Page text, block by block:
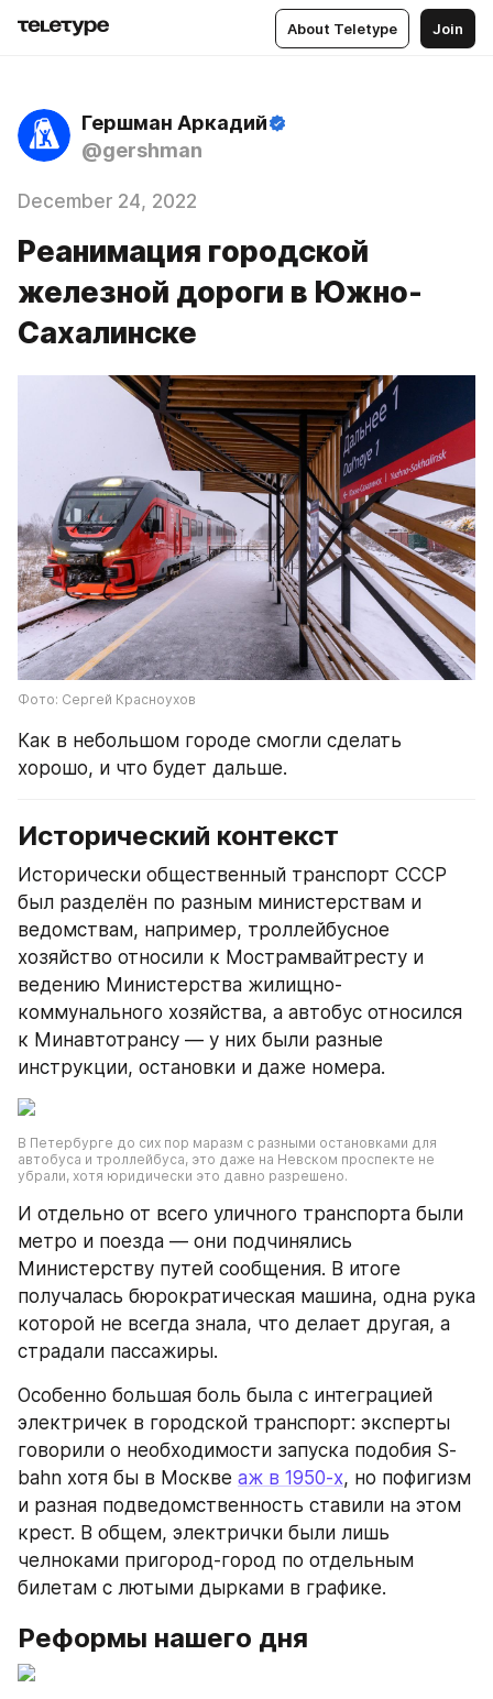
About Teletype Join
Гершман Аркадий
@gershman
December 24, 2022
Реанимация городской
железной дороги в Южно-
Сахалинске
Фото: Сергей Красноухов
Как в небольшом городе смогли сделать
хорошо, и что будет дальше.
Исторический контекст
Исторически общественный транспорт СССР
был разделён по разным министерствам и
ведомствам, например, троллейбусное
хозяйство относили к Мострамвайтресту и
ведению Министерства жилищно-
коммунального хозяйства, а автобус относился
к Минавтотрансу — у них были разные
инструкции, остановки и даже номера.
В Петербурге до сих пор маразм с разными остановками для
автобуса и троллейбуса, это даже на Невском проспекте не
убрали, хотя юридически это давно разрешено.
И отдельно от всего уличного транспорта были
метро и поезда — они подчинялись
Министерству путей сообщения. В итоге
получалась бюрократическая машина, одна рука
которой не всегда знала, что делает другая, а
страдали пассажиры.
Особенно большая боль была с интеграцией
электричек в городской транспорт: эксперты
говорили о необходимости запуска подобия S-
bahn хотя бы в Москве аж в 1950-х, но пофигизм
и разная подведомственность ставили на этом
крест. В общем, электрички были лишь
челноками пригород-город по отдельным
билетам с лютыми дырками в графике.
Реформы нашего дня